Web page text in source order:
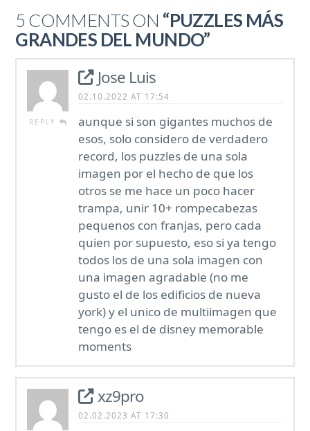
5 COMMENTS ON “PUZZLES MÁS
GRANDES DEL MUNDO”
REPLY
Jose Luis
02.10.2022 AT 17:54
aunque si son gigantes muchos de
esos, solo considero de verdadero
record, los puzzles de una sola
imagen por el hecho de que los
otros se me hace un poco hacer
trampa, unir 10+ rompecabezas
pequenos con franjas, pero cada
quien por supuesto, eso si ya tengo
todos los de una sola imagen con
una imagen agradable (no me
gusto el de los edificios de nueva
york) y el unico de multiimagen que
tengo es el de disney memorable
moments
xz9pro
02.02.2023 AT 17:30